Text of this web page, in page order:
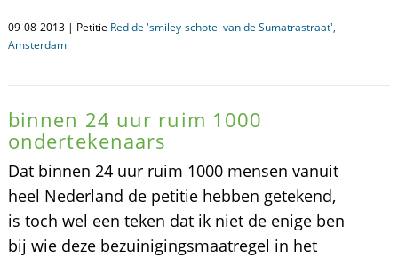
09-08-2013 | Petitie Red de 'smiley-schotel van de Sumatrastraat',
Amsterdam
binnen 24 uur ruim 1000
ondertekenaars
Dat binnen 24 uur ruim 1000 mensen vanuit
heel Nederland de petitie hebben getekend,
is toch wel een teken dat ik niet de enige ben
bij wie deze bezuinigingsmaatregel in het